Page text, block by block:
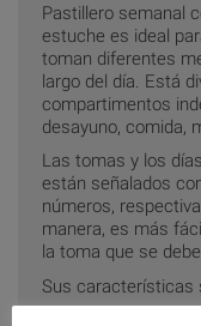
Pastillero semanal
estuche es ideal
toman diferentes
largo del día. Está
compartimentos
desayuno, comida,
Las tomas y los
están señalados
números,
manera, es más
la toma que se
Sus características